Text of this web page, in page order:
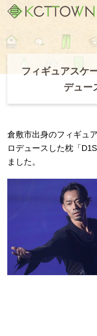
フィギュアスケ
デュー
倉敷市出身のフィギュ
ロデュースした枕「
ました。